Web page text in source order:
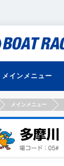
メインメニュー
HOMEメインメニュー